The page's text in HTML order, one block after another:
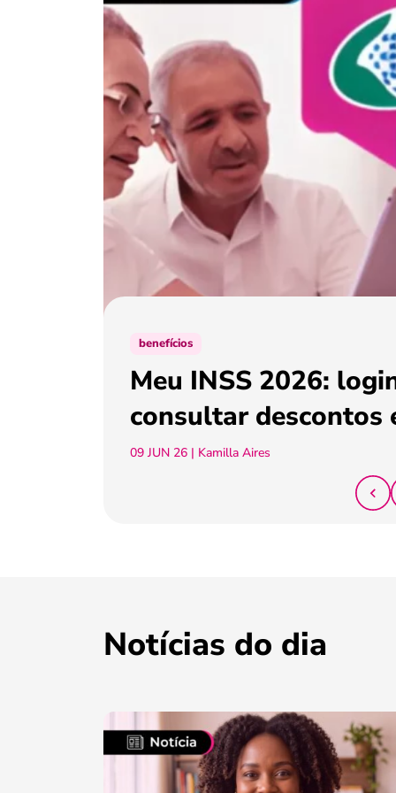
benefícios
Meu INSS 2026:
consultar descontos
09 JUN 26 | Kamilla Aires
Notícias do dia